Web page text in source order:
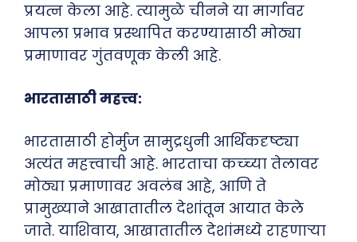
प्रयत्न केला आहे. त्यामुळे चीनने या मार्गावर
आपला प्रभाव प्रस्थापित करण्यासाठी मोठ्या
प्रमाणावर गुंतवणूक केली आहे.
भारतासाठी महत्त्व:
भारतासाठी होर्मुज सामुद्रधुनी आर्थिकदृष्ट्या
अत्यंत महत्त्वाची आहे. भारताचा कच्च्या तेलावर
मोठ्या प्रमाणावर अवलंब आहे, आणि ते
प्रामुख्याने आखातातील देशांतून आयात केले
जाते. याशिवाय, आखातातील देशांमध्ये राहणाऱ्या